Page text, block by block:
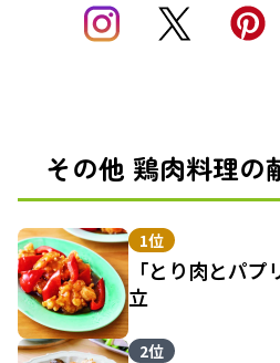
その他 鶏肉料理の
1位
「とり肉とパ
立
2位